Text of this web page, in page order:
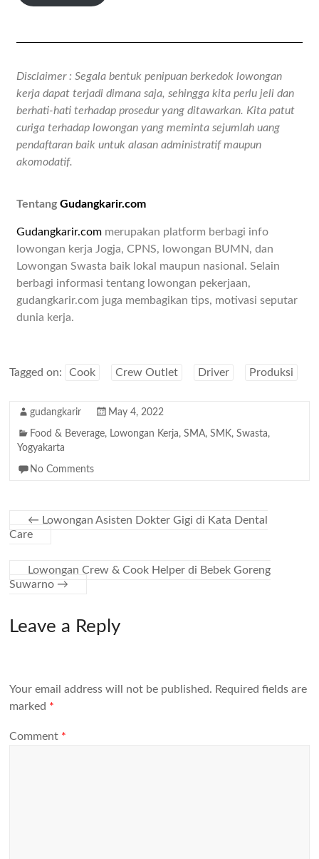
Disclaimer : Segala bentuk penipuan berkedok lowongan
kerja dapat terjadi dimana saja, sehingga kita perlu jeli dan
berhati-hati terhadap prosedur yang ditawarkan. Kita patut
curiga terhadap lowongan yang meminta sejumlah uang
pendaftaran baik untuk alasan administratif maupun
akomodatif.
TentangGudangkarir.com
Gudangkarir.com merupakan platform berbagi info
lowongan kerja Jogja, CPNS, lowongan BUMN, dan
Lowongan Swasta baik lokal maupun nasional. Selain
berbagi informasi tentang lowongan pekerjaan,
gudangkarir.com juga membagikan tips, motivasi seputar
dunia kerja.
Tagged on: Cook Crew Outlet Driver Produksi
gudangkarir May 4, 2022
Food & Beverage, Lowongan Kerja,SMA,SMK,Swasta,
Yogyakarta
No Comments
← Lowongan Asisten Dokter Gigi di Kata Dental
Care
Lowongan Crew & Cook Helper di Bebek Goreng
Suwarno →
Leave a Reply
Your email address will not be published. Required fields are
marked *
Comment *